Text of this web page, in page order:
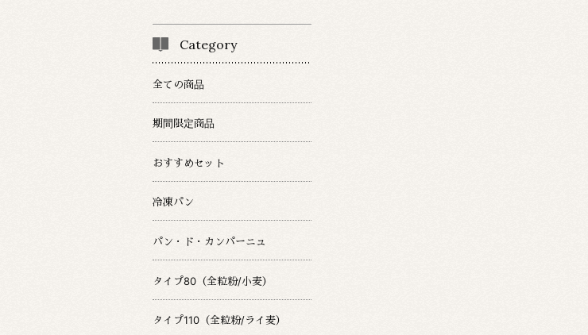
Category
全ての商品
期間限定商品
おすすめセット
冷凍パン
パン・ド・カンパーニュ
タイプ80（全粒粉/小麦）
タイプ110（全粒粉/ライ麦）